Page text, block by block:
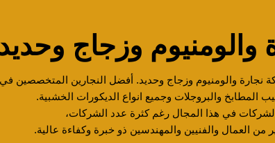
وزجاج
نجارة والومنيوم وزجاج وحديد. أفضل النجارين المتخصصين في
المطابخ والبروجلات وجميع انواع الديكورات الخشبية.
في هذا المجال رغم كثرة عدد الشركات،
من العمال والفنيين والمهندسين ذو خبرة وكفاءة عالية.